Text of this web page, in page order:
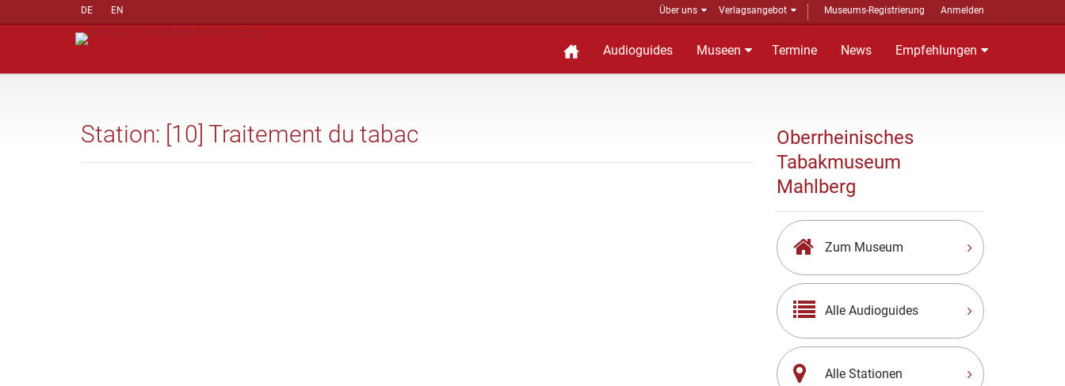
DE EN Über uns Verlagsangebot Museums-Registrierung Anmelden
Audioguides Museen Termine News Empfehlungen
Station: [10] Traitement du tabac
Oberrheinisches
Tabakmuseum
Mahlberg
Zum Museum
Alle Audioguides
Alle Stationen